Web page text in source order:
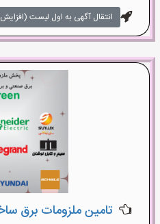
انتقال آگهی به اول لیست (افزایش
تامین ملزومات برق